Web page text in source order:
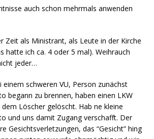
auch schon mehrmals anwenden
Zeit als Ministrant, als Leute in der Kirche
hatte ich ca. 4 oder 5 mal). Weihrauch
jeder…
einem schweren VU, Person zunächst
begann zu brennen, haben einen LKW
Löscher gelöscht. Hab ne kleine
und uns damit Zugang verschafft. Der
Gesichtsverletzungen, das “Gesicht” hing